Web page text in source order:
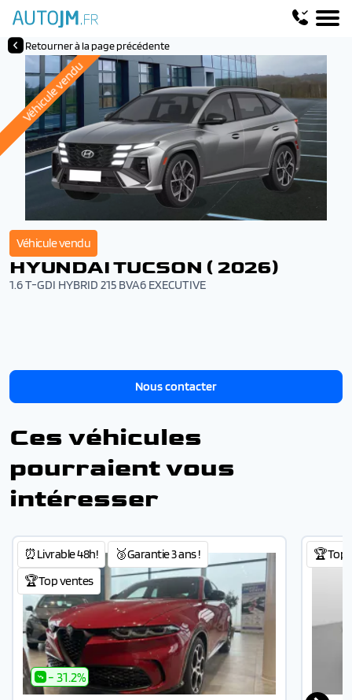
Retourner à la page précédente
Véhicule vendu
Véhicule vendu
HYUNDAI TUCSON ( 2026)
1.6 T-GDI HYBRID 215 BVA6 EXECUTIVE
Nous contacter
Ces véhicules
pourraient vous
intéresser
⏰Livrable 48h!
🥉Garantie 3 ans !
🏆Top ventes
- 31.2%
🏆Top